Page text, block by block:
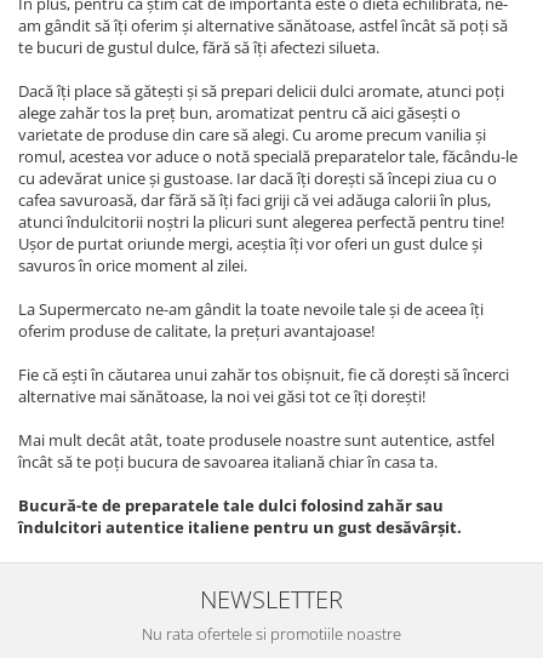
am gândit să îți oferim și alternative sănătoase, astfel încât să poți să
te bucuri de gustul dulce, fără să îți afectezi silueta.
Dacă îți place să gătești și să prepari delicii dulci aromate, atunci poți
alege zahăr tos la preț bun, aromatizat pentru că aici găsești o
varietate de produse din care să alegi. Cu arome precum vanilia și
romul, acestea vor aduce o notă specială preparatelor tale, făcându-le
cu adevărat unice și gustoase. Iar dacă îți dorești să începi ziua cu o
cafea savuroasă, dar fără să îți faci griji că vei adăuga calorii în plus,
atunci îndulcitorii noștri la plicuri sunt alegerea perfectă pentru tine!
Ușor de purtat oriunde mergi, aceștia îți vor oferi un gust dulce și
savuros în orice moment al zilei.
La Supermercato ne-am gândit la toate nevoile tale și de aceea îți
oferim produse de calitate, la prețuri avantajoase!
Fie că ești în căutarea unui zahăr tos obișnuit, fie că dorești să încerci
alternative mai sănătoase, la noi vei găsi tot ce îți dorești!
Mai mult decât atât, toate produsele noastre sunt autentice, astfel
încât să te poți bucura de savoarea italiană chiar în casa ta.
Bucură-te de preparatele tale dulci folosind zahăr sau
îndulcitori autentice italiene pentru un gust desăvârșit.
NEWSLETTER
Nu rata ofertele si promotiile noastre